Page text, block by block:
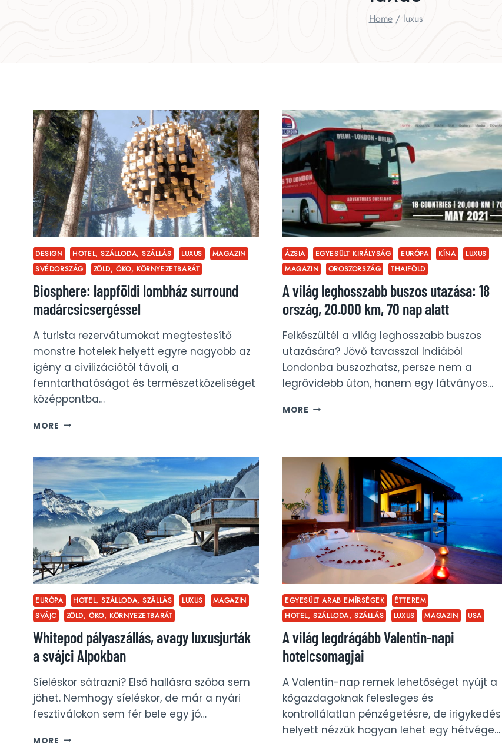
Home / luxus
DESIGN HOTEL, SZÁLLODA, SZÁLLÁS LUXUS
MAGAZIN
SVÉDORSZÁG
ZÖLD, ÖKO, KÖRNYEZETBARÁT
Biosphere: lappföldi lombház surround
madárcsicsergéssel
A turista rezervátumokat megtestesítő
monstre hotelek helyett egyre nagyobb az
igény a civilizációtól távoli, a
fenntarthatóságot és természetközeliséget
középpontba…
MORE BIOSPHERE:
SURROUND
MADÁRCSICSERGÉSSEL
ÁZSIA EGYESÜLT KIRÁLYSÁG EURÓPA KÍNA
LUXUS
MAGAZIN
OROSZORSZÁG THAIFÖLD
A világ leghosszabb buszos utazása: 18
ország, 20.000 km, 70 nap alatt
Felkészültél a világ leghosszabb buszos
utazására? Jövő tavasszal Indiából
Londonba buszozhatsz, persze nem a
legrövidebb úton, hanem egy látványos…
MORE A
UTAZÁSA:
ORSZÁG,
20.000
KM,
70
NAP
ALATT
EURÓPA HOTEL, SZÁLLODA, SZÁLLÁS LUXUS
MAGAZIN
SVÁJC
ZÖLD, ÖKO, KÖRNYEZETBARÁT
Whitepod pályaszállás, avagy luxusjurták
a svájci Alpokban
Síeléskor sátrazni? Első hallásra szóba sem
jöhet. Nemhogy síeléskor, de már a nyári
fesztiválokon sem fér bele egy jó…
MORE WHITEPOD
EGYESÜLT ARAB EMÍRSÉGEK
ÉTTEREM
HOTEL, SZÁLLODA, SZÁLLÁS
LUXUS MAGAZIN USA
A világ legdrágább Valentin-napi
hotelcsomagjai
A Valentin-nap remek lehetőséget nyújt a
kőgazdagoknak felesleges és
kontrollálatlan pénzégetésre, de irigykedés
helyett nézzük hogyan lehet egy hétvége…